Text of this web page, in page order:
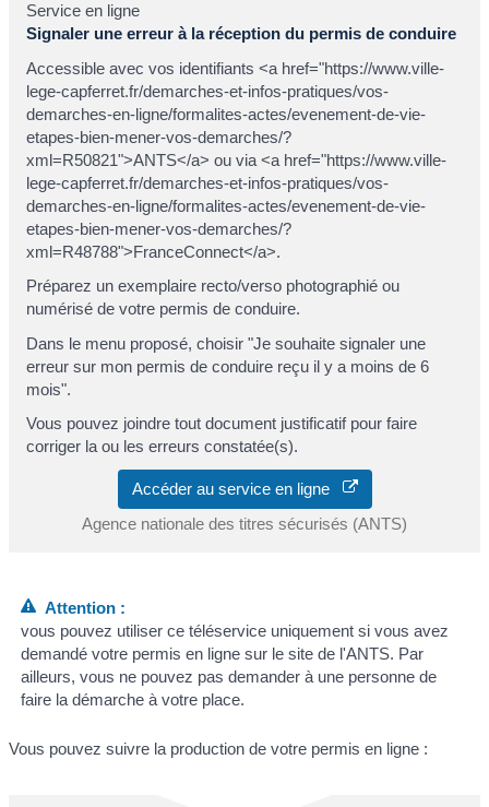
Service en ligne
Signaler une erreur à la réception du permis de conduire
Accessible avec vos identifiants <a href="https://www.ville-
lege-capferret.fr/demarches-et-infos-pratiques/vos-
demarches-en-ligne/formalites-actes/evenement-de-vie-
etapes-bien-mener-vos-demarches/?
xml=R50821">ANTS</a> ou via <a href="https://www.ville-
lege-capferret.fr/demarches-et-infos-pratiques/vos-
demarches-en-ligne/formalites-actes/evenement-de-vie-
etapes-bien-mener-vos-demarches/?
xml=R48788">FranceConnect</a>.
Préparez un exemplaire recto/verso photographié ou
numérisé de votre permis de conduire.
Dans le menu proposé, choisir "Je souhaite signaler une
erreur sur mon permis de conduire reçu il y a moins de 6
mois".
Vous pouvez joindre tout document justificatif pour faire
corriger la ou les erreurs constatée(s).
Accéder au service en ligne
Agence nationale des titres sécurisés (ANTS)
Attention :
vous pouvez utiliser ce téléservice uniquement si vous avez
demandé votre permis en ligne sur le site de l'ANTS. Par
ailleurs, vous ne pouvez pas demander à une personne de
faire la démarche à votre place.
Vous pouvez suivre la production de votre permis en ligne :